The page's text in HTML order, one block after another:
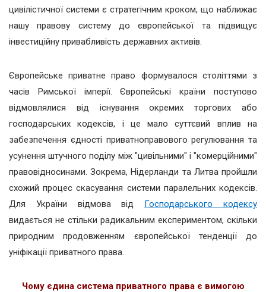
цивілістичної системи є стратегічним кроком, що наближає
нашу правову систему до європейської та підвищує
інвестиційну привабливість державних активів.
Європейське приватне право формувалося століттями з
часів Римської імперії. Європейські країни поступово
відмовлялися від існування окремих торгових або
господарських кодексів, і це мало суттєвий вплив на
забезпечення єдності приватноправового регулювання та
усунення штучного поділу між "цивільними" і "комерційними"
правовідносинами. Зокрема, Нідерланди та Литва пройшли
схожий процес скасування системи паралельних кодексів.
Для України відмова від Господарського кодексу
видається не стільки радикальним експериментом, скільки
природним продовженням європейської тенденції до
уніфікації приватного права.
Чому єдина система приватного права є вимогою